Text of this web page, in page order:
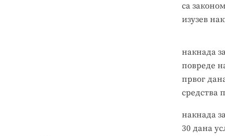
са
изузев
накнада
повреде
првог
средства
накнада
30 дана